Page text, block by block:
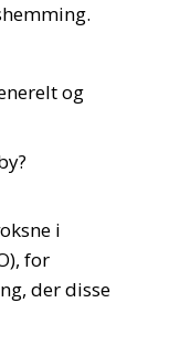
og
i
for
der disse